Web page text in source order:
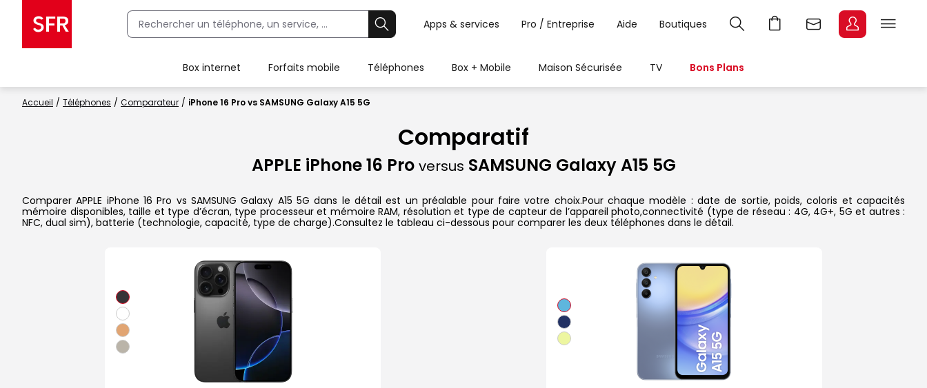
Apps & services Pro / Entreprise Aide Boutiques
Box internet Forfaits mobile Téléphones Box + Mobile Maison Sécurisée TV Bons Plans
Accueil Téléphones Comparateur iPhone 16 Pro vs SAMSUNG Galaxy A15 5G
Comparatif
APPLE iPhone 16 Pro versus SAMSUNG Galaxy A15 5G
Comparer APPLE iPhone 16 Pro vs SAMSUNG Galaxy A15 5G dans le détail est un préalable pour faire votre choix.Pour chaque modèle : date de sortie, poids, coloris et capacités
mémoire disponibles, taille et type d’écran, type processeur et mémoire RAM, résolution et type de capteur de l’appareil photo,connectivité (type de réseau : 4G, 4G+, 5G et autres :
NFC, dual sim), batterie (technologie, capacité, type de charge).Consultez le tableau ci-dessous pour comparer les deux téléphones dans le détail.